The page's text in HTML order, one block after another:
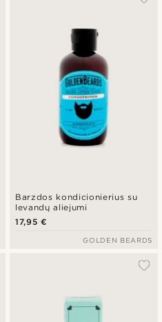
Barzdos kondicionierius su
levandų aliejumi
17,95 €
GOLDEN BEARDS